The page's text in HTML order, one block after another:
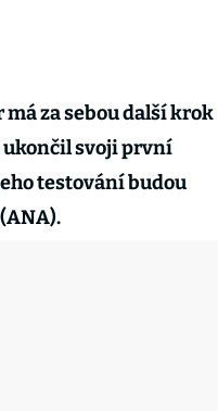
za sebou další krok
ukončil svoji první
testování budou